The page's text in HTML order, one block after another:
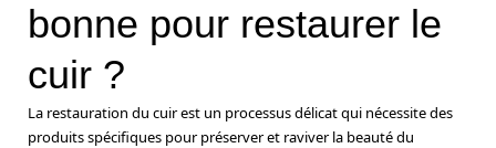
bonne pour restaurer le
cuir ?
La restauration du cuir est un processus délicat qui nécessite des
produits spécifiques pour préserver et raviver la beauté du